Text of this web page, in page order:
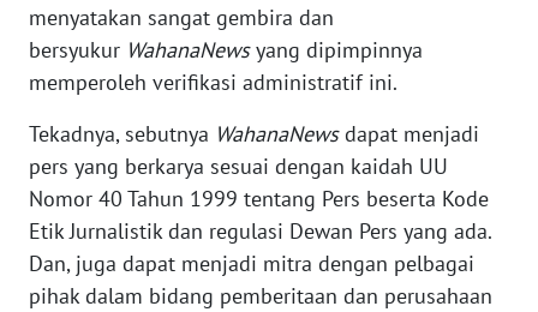
menyatakan sangat gembira dan
bersyukur WahanaNewsyang dipimpinnya
memperoleh verifikasi administratif ini.
Tekadnya, sebutnya WahanaNewsdapat menjadi
pers yang berkarya sesuai dengan kaidah UU
Nomor 40 Tahun 1999 tentang Pers beserta Kode
Etik Jurnalistik dan regulasi Dewan Pers yang ada.
Dan, juga dapat menjadi mitra dengan pelbagai
pihak dalam bidang pemberitaan dan perusahaan
NTB
WN
SULTENG
WN
SULBAR
WN
BABEL